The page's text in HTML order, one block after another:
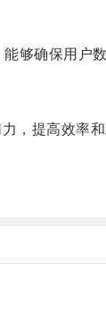
够确保用户
，提高效率